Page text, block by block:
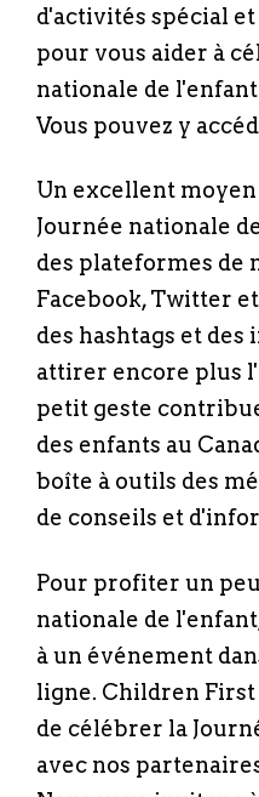
d'activités spécial
pour vous aider à
nationale de
Vous pouvez y
Un excellent
Journée nationale
des plateformes de
Facebook, Twitter
des hashtags et
attirer encore plus
petit geste
des enfants au
boîte à outils des
de conseils et
Pour profiter un
nationale de
à un événement
ligne. Children First
de célébrer la
avec nos